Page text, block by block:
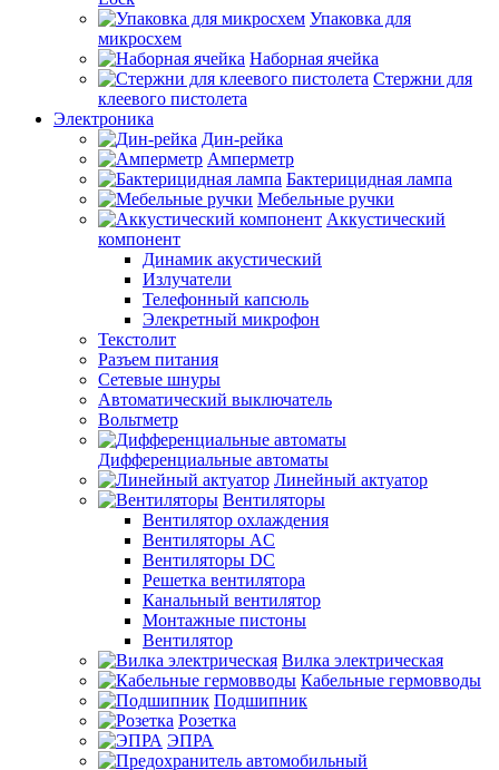
Упаковка для
микросхем
Наборная ячейка
Стержни для
клеевого пистолета
Электроника
Дин-рейка
Амперметр
Бактерицидная лампа
Мебельные ручки
Аккустический
компонент
Динамик акустический
Излучатели
Телефонный капсюль
Элекретный микрофон
Текстолит
Разъем питания
Сетевые шнуры
Автоматический выключатель
Вольтметр
Дифференциальные автоматы
Линейный актуатор
Вентиляторы
Вентилятор охлаждения
Вентиляторы AC
Вентиляторы DC
Решетка вентилятора
Канальный вентилятор
Монтажные пистоны
Вентилятор
Вилка электрическая
Кабельные гермовводы
Подшипник
Розетка
ЭПРА